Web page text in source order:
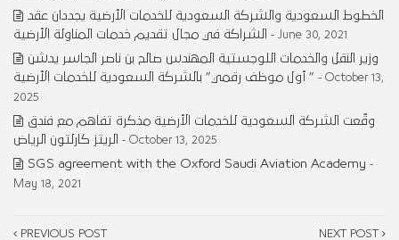
الخطوط السعودية والشركة السعودية للخدمات الأرضية يجددان عقد
الشراكة في مجال تقديم خدمات المناولة الأرضية
- June 30, 2021
وزير النقل والخدمات اللوجستية المهندس صالح بن ناصر الجاسر يدشن
” أول موظف رقمي” بالشركة السعودية للخدمات الأرضية - October 13,
2025
وقّعت الشركة السعودية للخدمات الأرضية مذكرة تفاهم مع فندق
الريتز كارلتون الرياض
- October 13, 2025
SGS agreement with the Oxford Saudi Aviation Academy -
May 18, 2021
PREVIOUS POST
NEXT POST